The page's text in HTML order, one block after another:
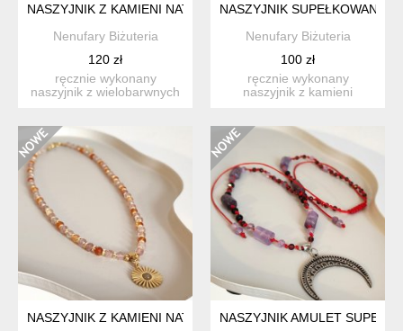
NASZYJNIK Z KAMIENI NATURALNYCH TURMALIN
Nenufary Biżuteria
120 zł
ręcznie wykonany
naszyjnik z wielobarwnych
NASZYJNIK SUPEŁKOWANY
Nenufary Biżuteria
100 zł
ręcznie wykonany
naszyjnik z kamieni
NASZYJNIK Z KAMIENI NATURALNYCH "MIRA"
NASZYJNIK AMULET